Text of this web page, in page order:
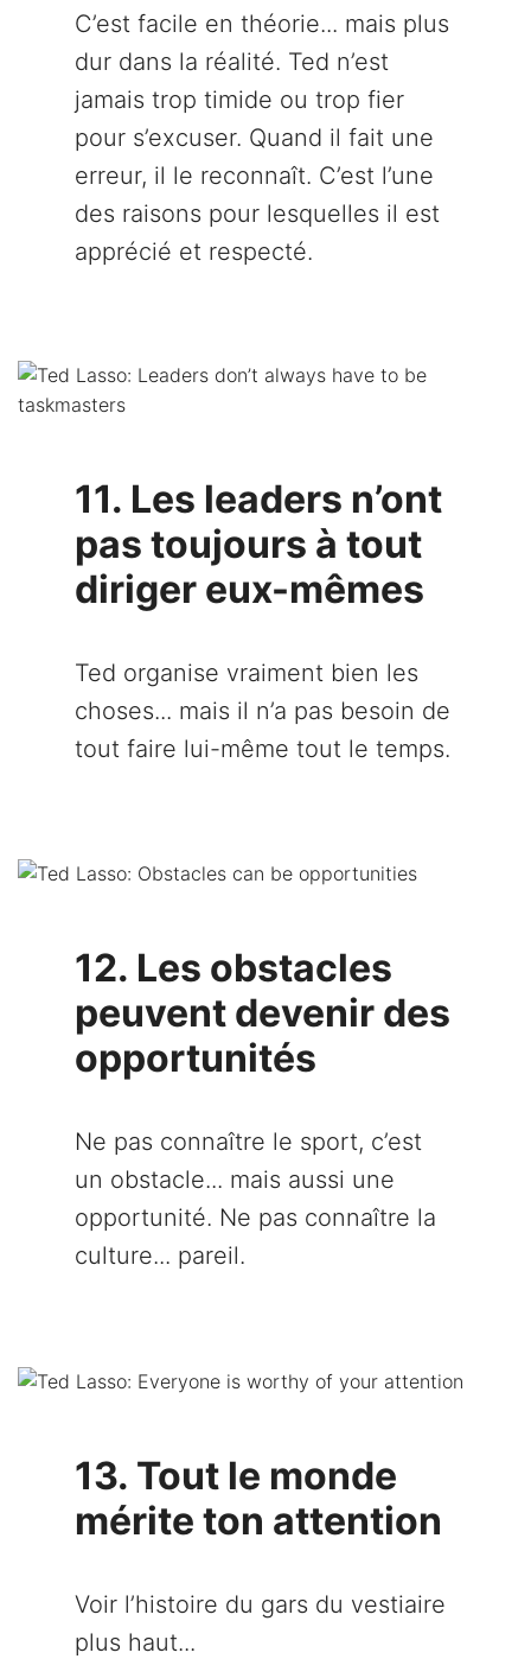
C’est facile en théorie... mais plus
dur dans la réalité. Ted n’est
jamais trop timide ou trop fier
pour s’excuser. Quand il fait une
erreur, il le reconnaît. C’est l’une
des raisons pour lesquelles il est
apprécié et respecté.
11. Les leaders n’ont
pas toujours à tout
diriger eux-mêmes
Ted organise vraiment bien les
choses... mais il n’a pas besoin de
tout faire lui-même tout le temps.
12. Les obstacles
peuvent devenir des
opportunités
Ne pas connaître le sport, c’est
un obstacle... mais aussi une
opportunité. Ne pas connaître la
culture... pareil.
13. Tout le monde
mérite ton attention
Voir l’histoire du gars du vestiaire
plus haut...